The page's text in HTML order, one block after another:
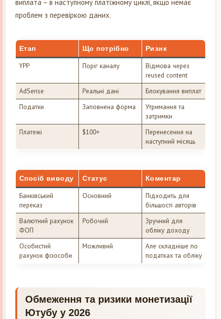
виплата – в наступному платіжному циклі, якщо немає
проблем з перевіркою даних.
Етап Що потрібно Ризик
YPP Поріг каналу
Відмова через
reused content
AdSense
Реальні дані
Блокування виплат
Податки
Заповнена форма
Утримання та
затримки
Платежі
$100+
Перенесення на
наступний місяць
Спосіб виводу Статус Коментар
Банківський
переказ
Основний
Підходить для
більшості авторів
Валютний рахунок
ФОП
Робочий
Зручний для
обліку доходу
Особистий
рахунок фізособи
Можливий
Але складніше по
податках та обліку
Обмеження та ризики монетизації
Ютубу у 2026